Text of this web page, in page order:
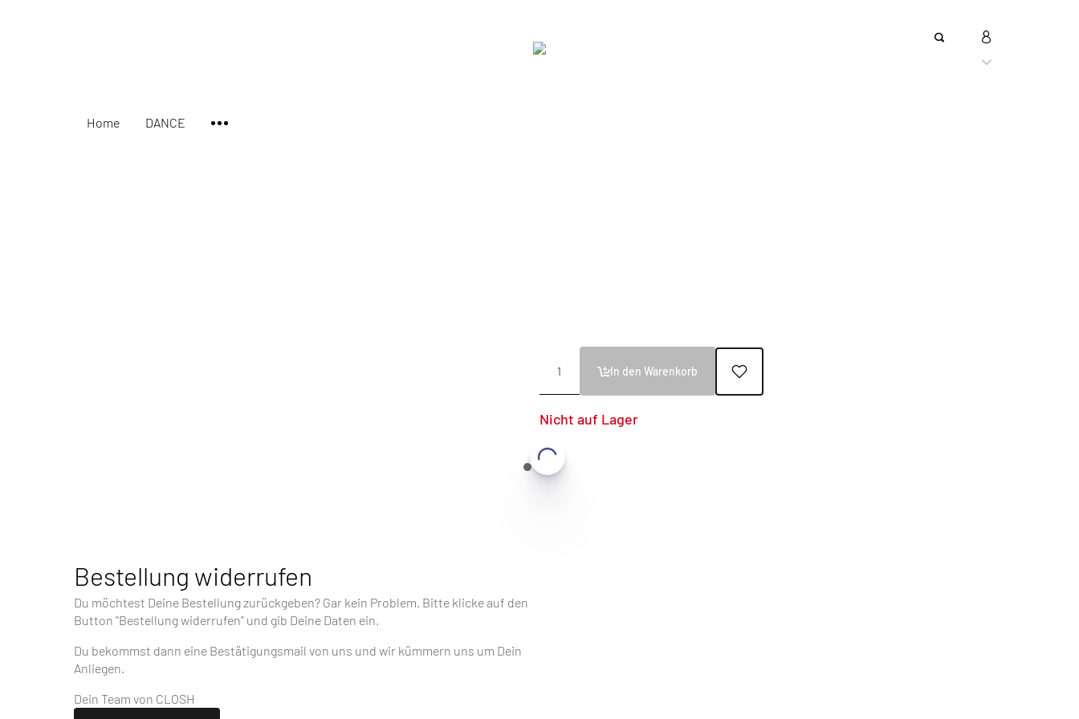
Home DANCE
In den Warenkorb
Nicht auf Lager
Bestellung widerrufen
Du möchtest Deine Bestellung zurückgeben? Gar kein Problem. Bitte klicke auf den
Button "Bestellung widerrufen" und gib Deine Daten ein.
Du bekommst dann eine Bestätigungsmail von uns und wir kümmern uns um Dein
Anliegen.
Dein Team von CLOSH